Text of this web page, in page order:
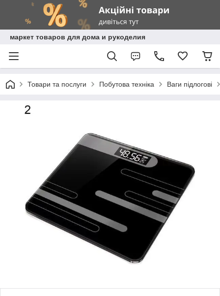
маркет товаров для дома и рукоделия
Товари та послуги Побутова техніка Ваги підлогові